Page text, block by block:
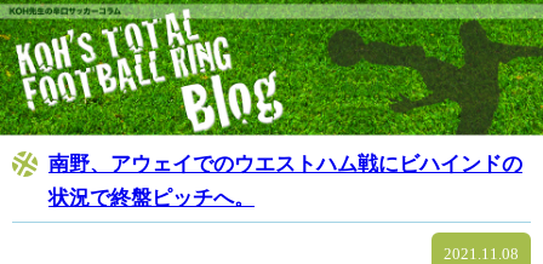
南野、アウェイでのウエストハム戦にビハインドの
状況で終盤ピッチへ。
2021.11.08